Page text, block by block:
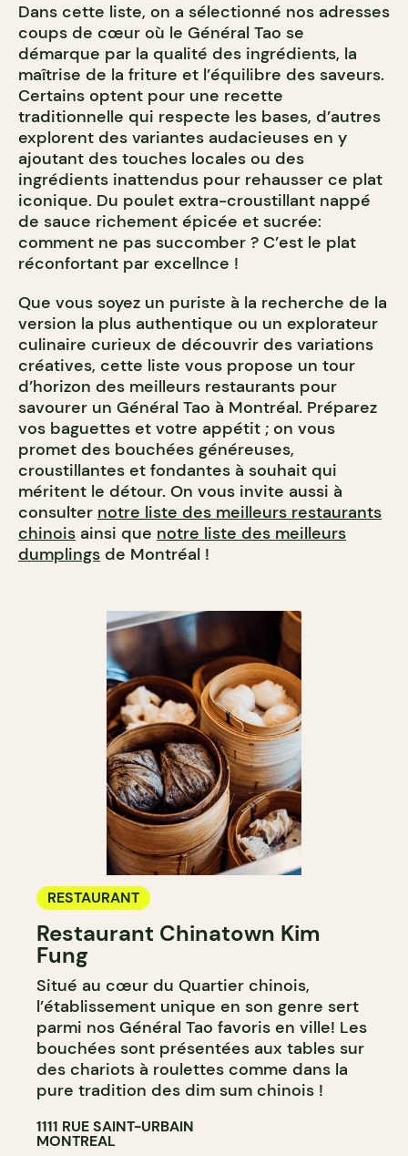
Dans cette liste, on a sélectionné nos adresses
coups de cœur où le Général Tao se
démarque par la qualité des ingrédients, la
maîtrise de la friture et l’équilibre des saveurs.
Certains optent pour une recette
traditionnelle qui respecte les bases, d’autres
explorent des variantes audacieuses en y
ajoutant des touches locales ou des
ingrédients inattendus pour rehausser ce plat
iconique. Du poulet extra-croustillant nappé
de sauce richement épicée et sucrée:
comment ne pas succomber ? C’est le plat
réconfortant par excellnce !
Que vous soyez un puriste à la recherche de la
version la plus authentique ou un explorateur
culinaire curieux de découvrir des variations
créatives, cette liste vous propose un tour
d’horizon des meilleurs restaurants pour
savourer un Général Tao à Montréal. Préparez
vos baguettes et votre appétit ; on vous
promet des bouchées généreuses,
croustillantes et fondantes à souhait qui
méritent le détour. On vous invite aussi à
consulter notre liste des meilleurs restaurants
chinois ainsi que notre liste des meilleurs
dumplings de Montréal !
RESTAURANT
Restaurant Chinatown Kim
Fung
Situé au cœur du Quartier chinois,
l’établissement unique en son genre sert
parmi nos Général Tao favoris en ville! Les
bouchées sont présentées aux tables sur
des chariots à roulettes comme dans la
pure tradition des dim sum chinois !
1111 RUE SAINT-URBAIN
MONTREAL